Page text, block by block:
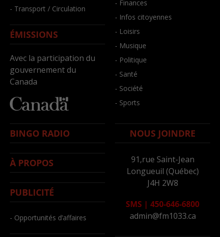
- Transport / Circulation
ÉMISSIONS
Avec la participation du
gouvernement du
Canada
- Finances
- Infos citoyennes
- Loisirs
- Musique
- Politique
- Santé
- Société
- Sports
BINGO RADIO
À PROPOS
PUBLICITÉ
- Opportunités d’affaires
NOUS JOINDRE
91,rue Saint-Jean
Longueuil (Québec)
J4H 2W8
SMS | 450-646-6800
admin@fm1033.ca